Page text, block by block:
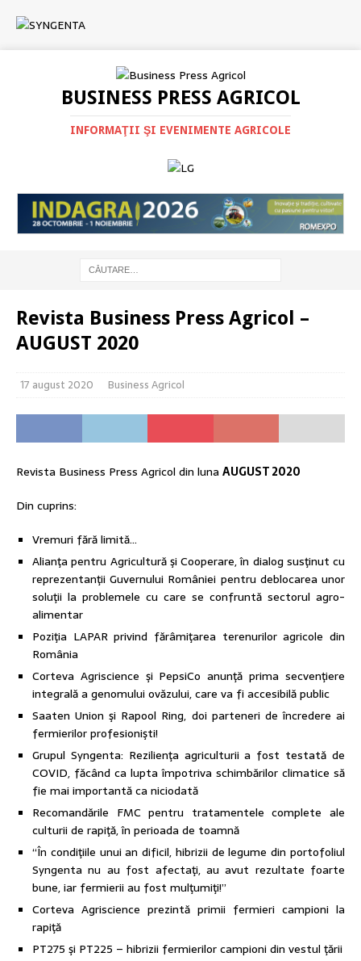
BUSINESS PRESS AGRICOL
INFORMAŢII ŞI EVENIMENTE AGRICOLE
Revista Business Press Agricol –
AUGUST 2020
17 august 2020 Business Agricol
Revista Business Press Agricol din luna AUGUST 2020
Din cuprins:
Vremuri fără limită…
Alianţa pentru Agricultură şi Cooperare, în dialog susţinut cu
reprezentanţii Guvernului României pentru deblocarea unor
soluţii la problemele cu care se confruntă sectorul agro-
alimentar
Poziţia LAPAR privind fărâmiţarea terenurilor agricole din
România
Corteva Agriscience şi PepsiCo anunţă prima secvenţiere
integrală a genomului ovăzului, care va fi accesibilă public
Saaten Union şi Rapool Ring, doi parteneri de încredere ai
fermierilor profesionişti!
Grupul Syngenta: Rezilienţa agriculturii a fost testată de
COVID, făcând ca lupta împotriva schimbărilor climatice să
fie mai importantă ca niciodată
Recomandările FMC pentru tratamentele complete ale
culturii de rapiţă, în perioada de toamnă
“În condiţiile unui an dificil, hibrizii de legume din portofoliul
Syngenta nu au fost afectaţi, au avut rezultate foarte
bune, iar fermierii au fost mulţumiţi!”
Corteva Agriscience prezintă primii fermieri campioni la
rapiţă
PT275 şi PT225 – hibrizii fermierilor campioni din vestul ţării